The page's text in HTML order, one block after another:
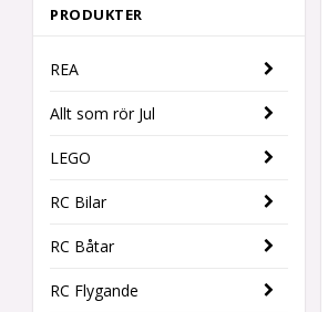
PRODUKTER
REA
Allt som rör Jul
LEGO
RC Bilar
RC Båtar
RC Flygande